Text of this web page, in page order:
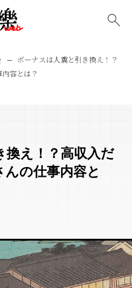
ボーナスは人糞と引き換え！？
容とは？
換え！？高収入だ
んの仕事内容と